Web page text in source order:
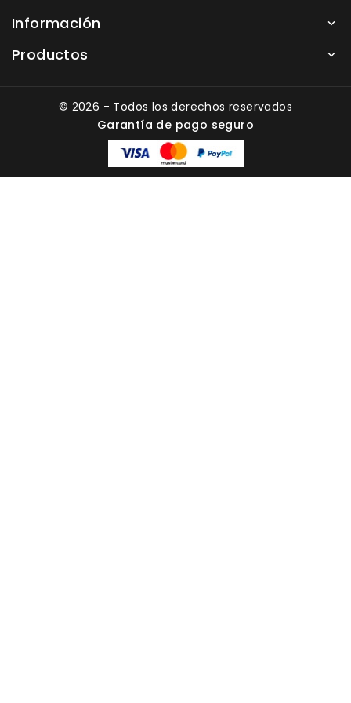
Información 
Productos 
© 2026 - Todos los derechos reservados
Garantía de pago seguro